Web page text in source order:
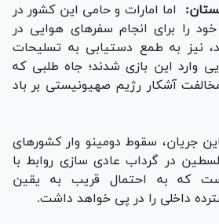
اما امارات و حامی این کشور در
را برای انجام سفر‌های هوایی در
نیز به طمع دستیابی به تسلیحات
وارد این بازی شدند؛ جاه طلبی که
آشکار رژیم صهیونیستی بر باد
جریان، سقوط دومینو وار کشور‌های
در گرداب عادی سازی روابط با
که به احتمال قریب به یقین
داخلی را در پی خواهد داشت.